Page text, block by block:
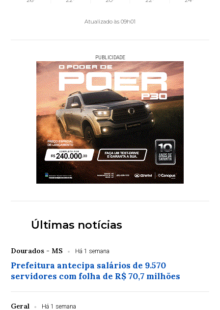
Atualizado às 09h01
PUBLICIDADE
Últimas notícias
Dourados - MS Há 1 semana
Prefeitura antecipa salários de 9.570
servidores com folha de R$ 70,7 milhões
Geral Há 1 semana